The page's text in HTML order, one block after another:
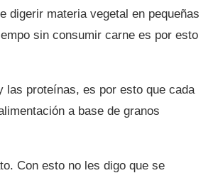
digerir materia vegetal en pequeñas
sin consumir carne es por esto
las proteínas, es por esto que cada
a base de granos
Con esto no les digo que se